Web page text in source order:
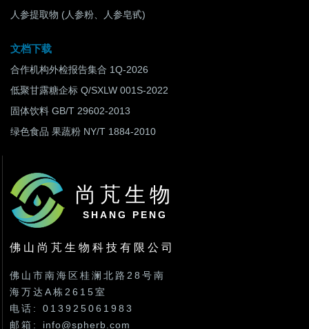
人参提取物 (人参粉、人参皂甙)
文档下载
合作机构外检报告集合 1Q-2026
低聚甘露糖企标 Q/SXLW 001S-2022
固体饮料 GB/T 29602-2013
绿色食品 果蔬粉 NY/T 1884-2010
尚芃生物
SHANG PENG
佛山尚芃生物科技有限公司
佛山市南海区桂澜北路28号南
海万达A栋2615室
电话: 013925061983
邮箱: info@spherb.com